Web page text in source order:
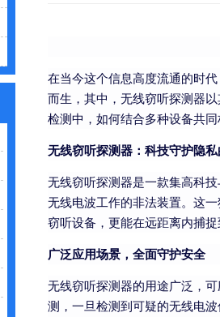
在当今这个信息高度流通的时
而生，其中，无线窃听探测器
检测中，如何结合多种设备共同
无线窃听探测器：科技守护隐
无线窃听探测器是一款集高科
无线电波工作的非法装置。这
窃听设备，更能在远距离内捕
广泛应用场景，全面守护安全
无线窃听探测器的用途广泛，
测，一旦检测到可疑的无线电